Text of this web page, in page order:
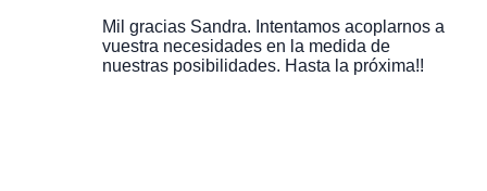
Mil gracias Sandra. Intentamos acoplarnos a
vuestra necesidades en la medida de
nuestras posibilidades. Hasta la próxima!!